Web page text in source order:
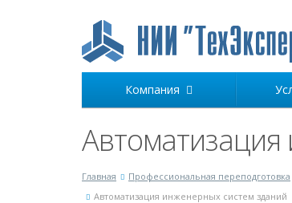
Компания
Главная Профессиональная переподготовка
Автоматизация инженерных систем зданий